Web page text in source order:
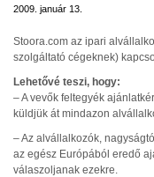
2009. január 13.
Stoora.com az ipari
szolgáltató cégeknek)
Lehetővé teszi, hogy:
– A vevők feltegyék
küldjük át mindazon
– Az alvállalkozók,
az egész Európából eredő
válaszoljanak ezekre.